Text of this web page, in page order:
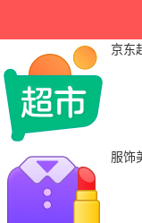
京东
服饰